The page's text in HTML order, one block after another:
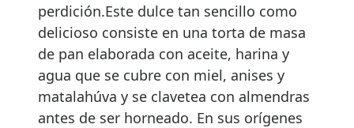
perdición.Este dulce tan sencillo como
delicioso consiste en una torta de masa
de pan elaborada con aceite, harina y
agua que se cubre con miel, anises y
matalahúva y se clavetea con almendras
antes de ser horneado. En sus orígenes